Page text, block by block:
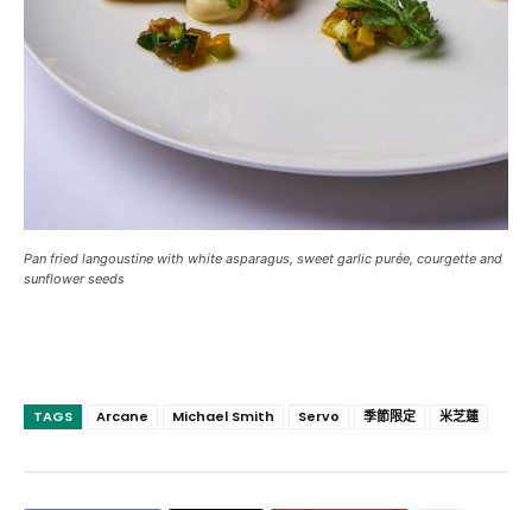
Pan fried langoustine with white asparagus, sweet garlic purée, courgette and
sunflower seeds
TAGS Arcane Michael Smith Servo 季節限定 米芝蓮